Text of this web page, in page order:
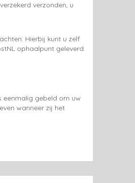
verzonden, u
Hierbij kunt u zelf
ophaalpunt geleverd.
eenmalig gebeld om uw
wanneer zij het